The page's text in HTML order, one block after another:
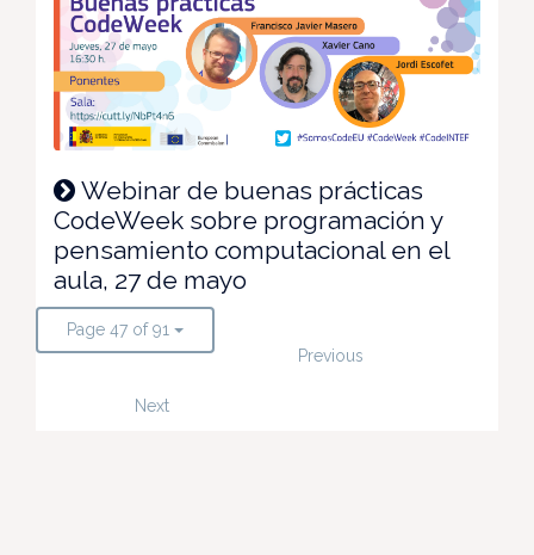
Webinar de buenas prácticas
CodeWeek sobre programación y
pensamiento computacional en el
aula, 27 de mayo
Page 47 of 91
Previous
Next